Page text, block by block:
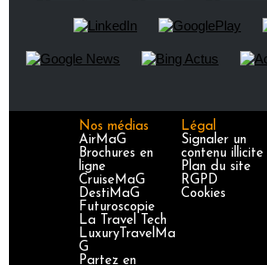
Nos médias
AirMaG
Brochures en
ligne
CruiseMaG
DestiMaG
Futuroscopie
La Travel Tech
LuxuryTravelMa
G
Partez en
Légal
Signaler un
contenu illicite
Plan du site
RGPD
Cookies